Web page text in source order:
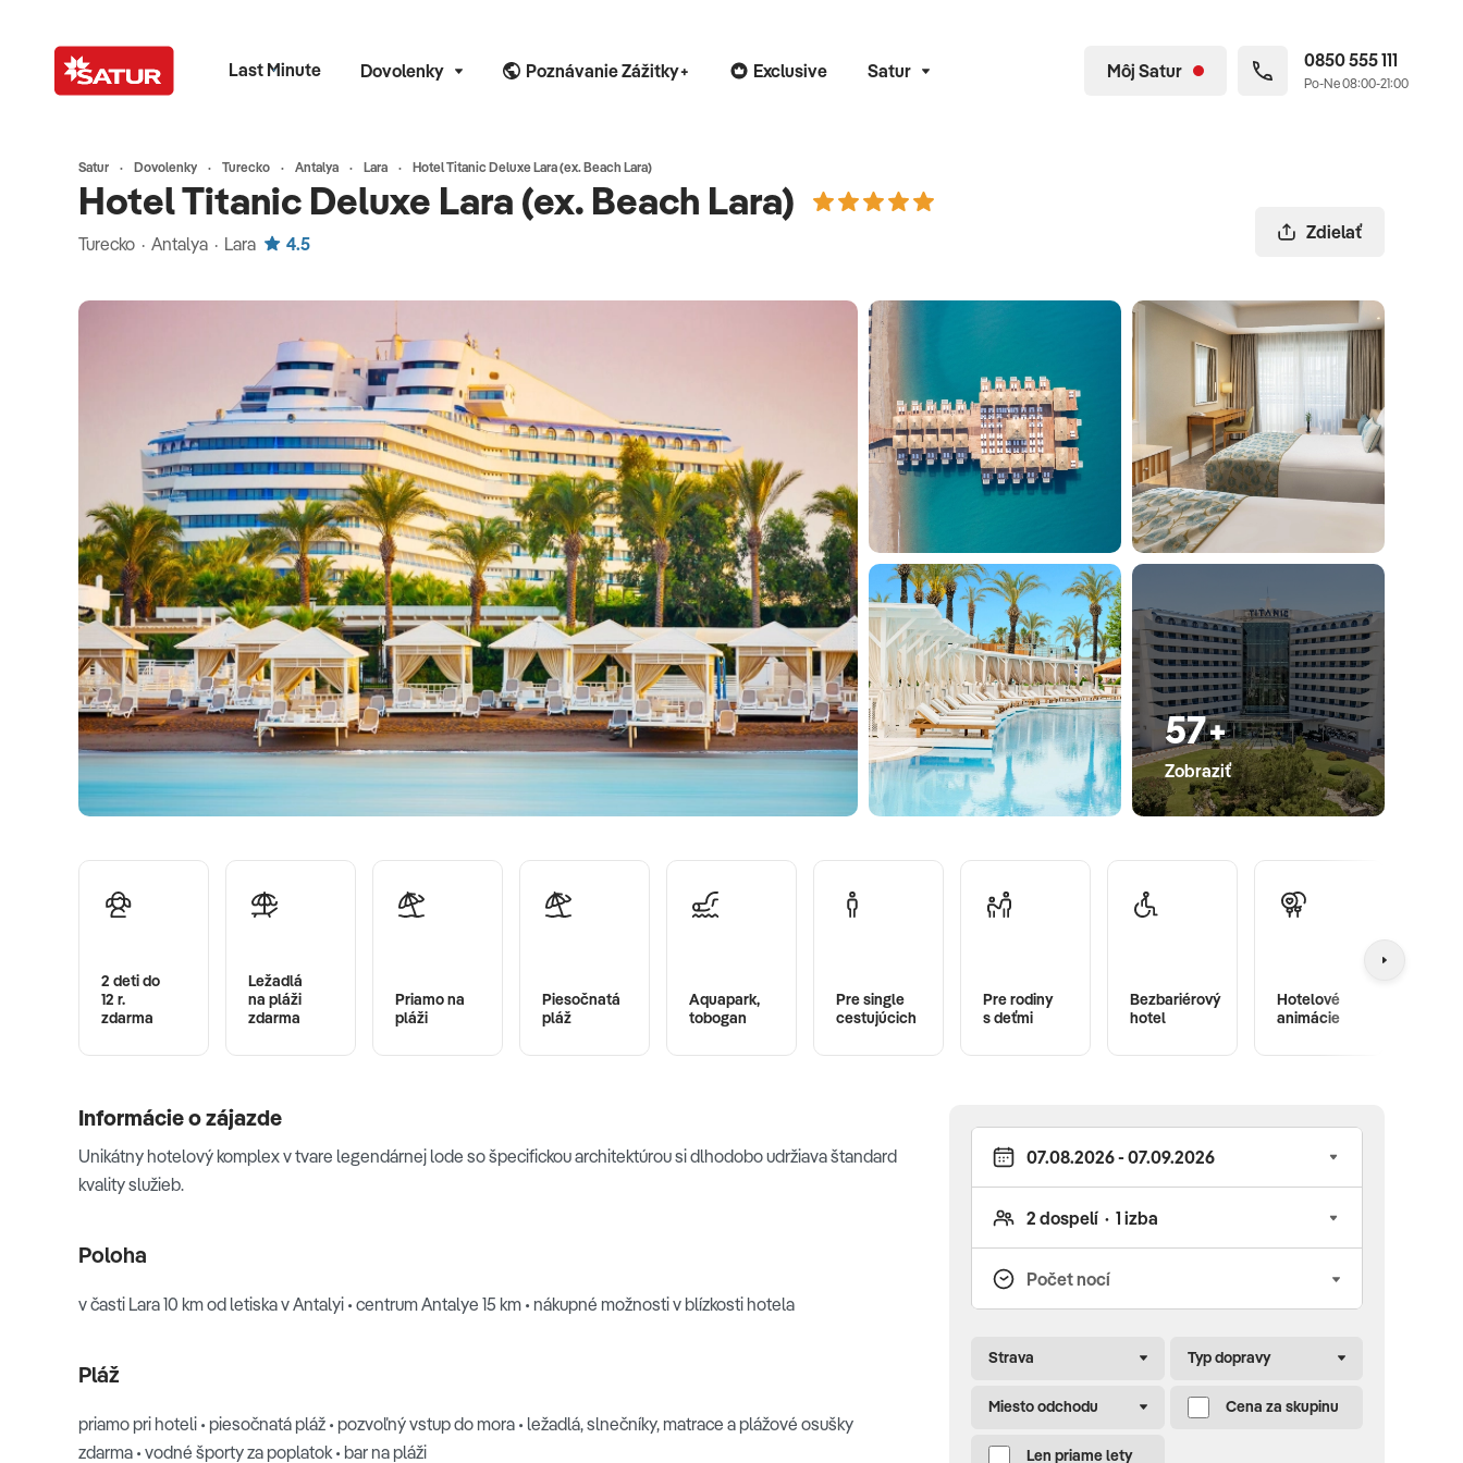
Last Minute Dovolenky Poznávanie Zážitky+ Exclusive Satur Môj Satur 0850 555 111
Po-Ne 08:00-21:00
Satur Dovolenky Turecko Antalya Lara Hotel Titanic Deluxe Lara (ex. Beach Lara)
Hotel Titanic Deluxe Lara (ex. Beach Lara)
Turecko · Antalya · Lara 4.5
Zdielať
57+
Zobraziť
2 deti do
12 r.
zdarma
Ležadlá
na pláži
zdarma
Priamo na
pláži
Piesočnatá
pláž
Aquapark,
tobogan
Pre single
cestujúcich
Pre rodiny
s deťmi
Bezbariérový
hotel
Hotelové
animácie
Strava Typ dopravy
Miesto odchodu Cena za skupinu
Len priame lety
Informácie o zájazde
Unikátny hotelový komplex v tvare legendárnej lode so špecifickou architektúrou si dlhodobo udržiava štandard
kvality služieb.
Poloha
v časti Lara 10 km od letiska v Antalyi • centrum Antalye 15 km • nákupné možnosti v blízkosti hotela
Pláž
priamo pri hoteli • piesočnatá pláž • pozvoľný vstup do mora • ležadlá, slnečníky, matrace a plážové osušky
zdarma • vodné športy za poplatok • bar na pláži